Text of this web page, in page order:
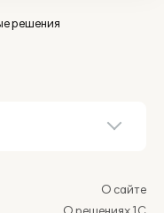
решения
О сайте